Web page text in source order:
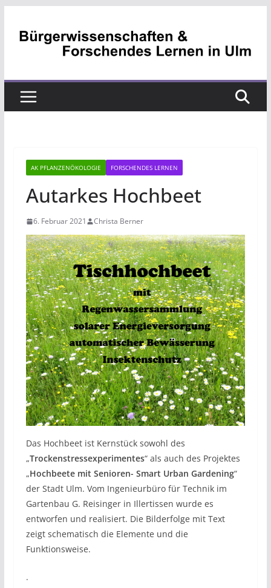
Inhalt
AK PFLANZENÖKOLOGIE FORSCHENDES LERNEN
Autarkes Hochbeet
6. Februar 2021 Christa Berner
Das Hochbeet ist Kernstück sowohl des
„Trockenstressexperimentes“ als auch des Projektes
„Hochbeete mit Senioren- Smart Urban Gardening“
der Stadt Ulm. Vom Ingenieurbüro für Technik im
Gartenbau G. Reisinger in Illertissen wurde es
entworfen und realisiert. Die Bilderfolge mit Text
zeigt schematisch die Elemente und die
Funktionsweise.
.